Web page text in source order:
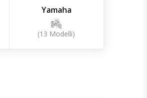
Yamaha
(13 Modelli)